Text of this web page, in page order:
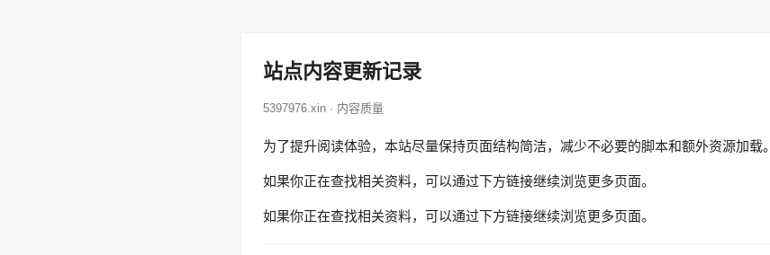
站点内容更新记录
5397976.xin · 内容质量
为了提升阅读体验，本站尽量保持页面结构简洁，减少不必要的脚本和额外资源加载。
如果你正在查找相关资料，可以通过下方链接继续浏览更多页面。
如果你正在查找相关资料，可以通过下方链接继续浏览更多页面。